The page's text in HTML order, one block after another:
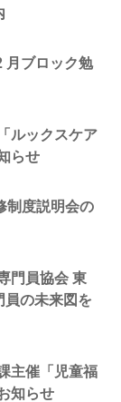
月ブロック勉
ルックスケア
らせ
制度説明会の
門員協会 東
員の未来図を
主催「児童福
知らせ